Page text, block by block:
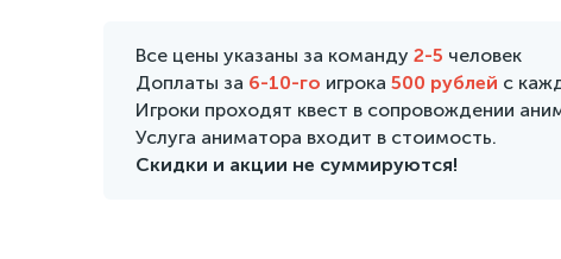
Все цены указаны за команду 2-5 человек
Доплаты за 6-10-го игрока 500 рублей с
Игроки проходят квест в сопровождении
Услуга аниматора входит в стоимость.
Скидки и акции не суммируются!